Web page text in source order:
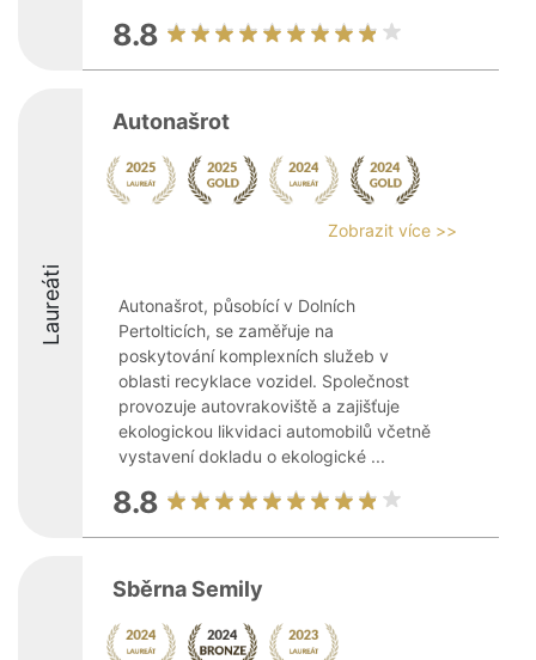
8.8
Laureáti
Autonašrot
Zobrazit více >>
Autonašrot, působící v Dolních
Pertolticích, se zaměřuje na
poskytování komplexních služeb v
oblasti recyklace vozidel. Společnost
provozuje autovrakoviště a zajišťuje
ekologickou likvidaci automobilů včetně
vystavení dokladu o ekologické ...
8.8
Sběrna Semily